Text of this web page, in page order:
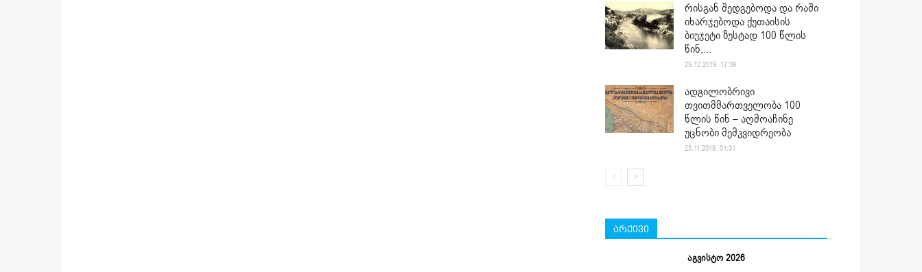
რისგან შედგებოდა და რაში
იხარჯებოდა ქუთაისის
ბიუჯეტი ზუსტად 100 წლის
წინ,...
25.12.2019. 17:39
ადგილობრივი
თვითმმართველობა 100
წლის წინ – აღმოაჩინე
უცნობი მემკვიდრეობა
23.11.2019. 01:31
არქივი
აგვისტო 2026